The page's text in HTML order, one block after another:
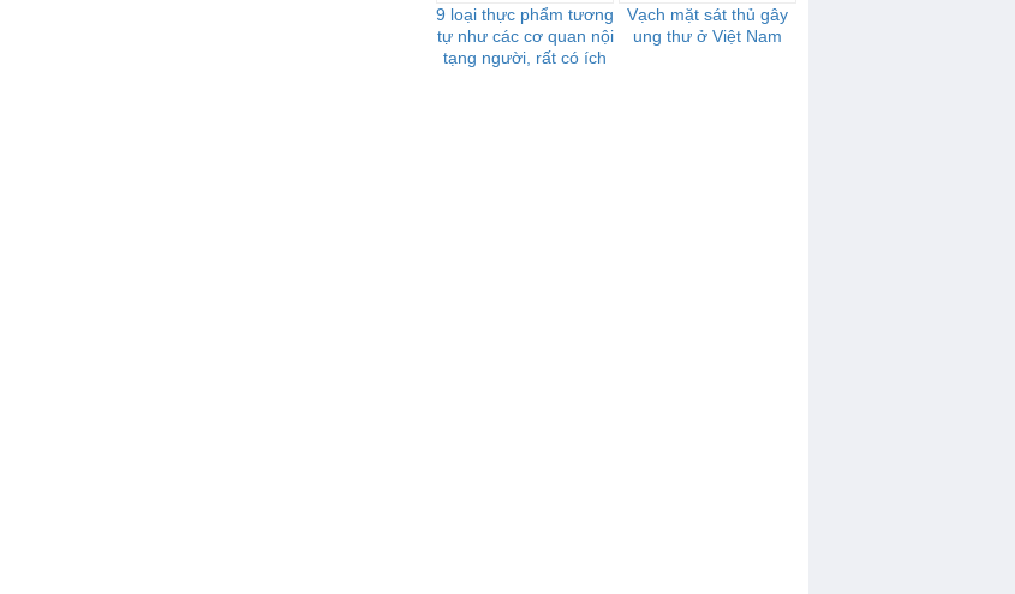
9 loại thực phẩm tương
tự như các cơ quan nội
tạng người, rất có ích
Vạch mặt sát thủ gây
ung thư ở Việt Nam